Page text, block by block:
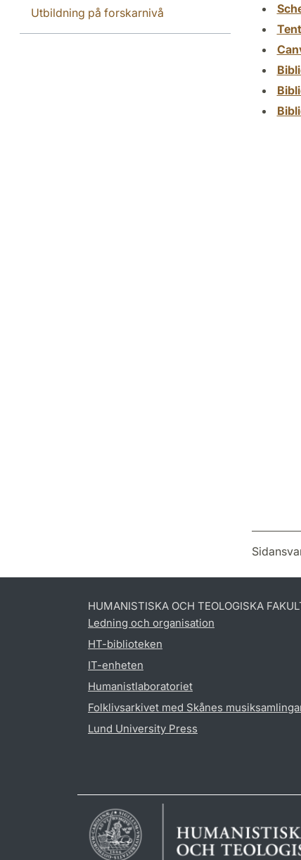
Utbildning på forskarnivå
HUMANISTISKA OCH TEOLOGISKA
Ledning och organisation
HT-biblioteken
IT-enheten
Humanistlaboratoriet
Folklivsarkivet med Skånes
Lund University Press